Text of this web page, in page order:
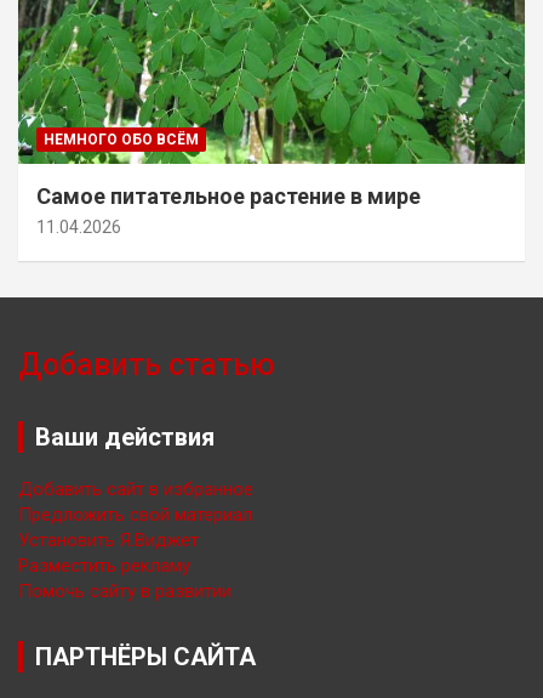
НЕМНОГО ОБО ВСЁМ
Самое питательное растение в мире
11.04.2026
Добавить статью
Ваши действия
Добавить сайт в избранное
Предложить свой материал
Установить Я.Виджет
Разместить рекламу
Помочь сайту в развитии
ПАРТНЁРЫ САЙТА